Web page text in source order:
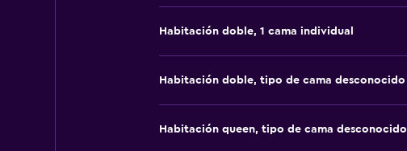
Habitación doble, 1 cama individual
Habitación doble, tipo de cama desconocido
Habitación queen, tipo de cama desconocido